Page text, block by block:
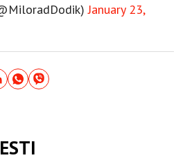
January 23,